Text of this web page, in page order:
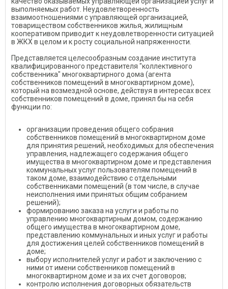
выполняемых работ. Неудовлетворенность
взаимоотношениями с управляющей организацией,
товариществом собственников жилья, жилищным
кооперативом приводит к неудовлетворенности ситуацией
в ЖКХ в целом и к росту социальной напряженности.
Представляется целесообразным создание института
квалифицированного представителя "коллективного
собственника" многоквартирного дома (агента
собственников помещений в многоквартирном доме),
который на возмездной основе, действуя в интересах всех
собственников помещений в доме, принял бы на себя
функции по:
организации проведения общего собрания
собственников помещений в многоквартирном доме
для принятия решений, необходимых для обеспечения
управления, надлежащего содержания общего
имущества в многоквартирном доме и представления
коммунальных услуг пользователям помещений в
таком доме, взаимодействию с отдельными
собственниками помещений (в том числе, в случае
неисполнения ими принятых общим собранием
решений);
формированию заказа на услуги и работы по
управлению многоквартирным домом, содержанию
общего имущества в многоквартирном доме,
представлению коммунальных и иных услуг и работы
для достижения целей собственников помещений в
доме;
выбору исполнителей услуг и работ и заключению с
ними от имени собственников помещений в
многоквартирном доме и за их счет договоров;
контролю исполнения договорных обязательств